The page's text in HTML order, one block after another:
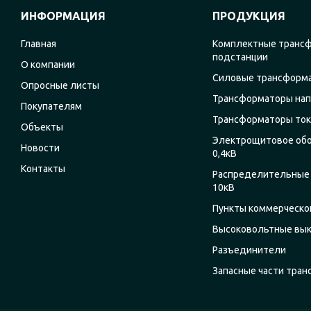
ИНФОРМАЦИЯ
Главная
О компании
Опросные листы
Покупателям
Объекты
Новости
Контакты
ПРОДУКЦИЯ
Комплектные
подстанции
Силовые
Трансформаторы
Трансформаторы
Электрощитовое
0,4кВ
Распределительные
10кВ
Пункты
Высоковольтные
Разъединители
Запасные части